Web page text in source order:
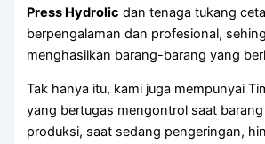
Press Hydrolic dan tenaga tukang
berpengalaman dan profesional,
menghasilkan barang-barang yang
Tak hanya itu, kami juga mempunyai
yang bertugas mengontrol saat
produksi, saat sedang pengeringan,